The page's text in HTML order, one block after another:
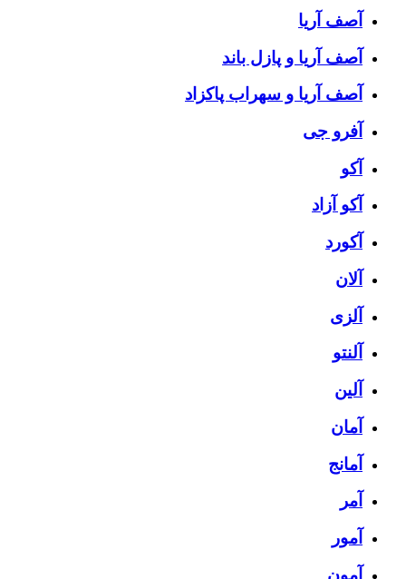
آصف آریا
آصف آریا و پازل باند
آصف آریا و سهراب پاکزاد
آفرو جی
آکو
آکو آزاد
آکورد
آلان
آلزی
آلنتو
آلین
آمان
آمانج
آمر
آمور
آمون